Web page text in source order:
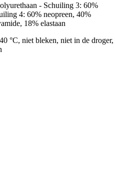
- Schuiling 3: 60%
4: 60% neopreen, 40%
18% elastaan
°C, niet bleken, niet in de droger,